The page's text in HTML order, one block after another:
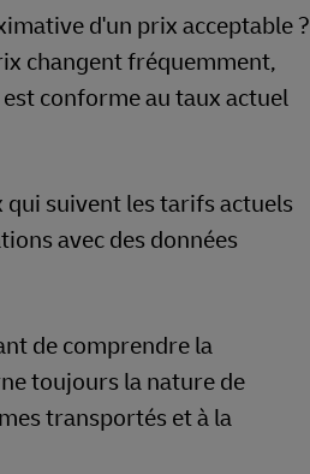
d'un prix acceptable ?
changent fréquemment,
conforme au taux actuel
suivent les tarifs actuels
avec des données
de comprendre la
toujours la nature de
transportés et à la